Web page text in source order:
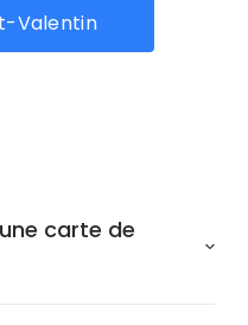
Valentin
carte de